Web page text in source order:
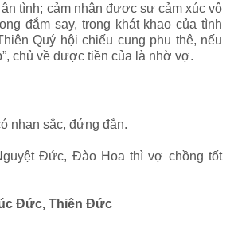
tình; cảm nhận được sự cảm xúc vô
đắm say, trong khát khao của tình
Quý hội chiếu cung phu thê, nếu
chủ về được tiền của là nhờ vợ.
nhan sắc, đứng đắn.
Đức, Đào Hoa thì vợ chồng tốt
Đức, Thiên Đức